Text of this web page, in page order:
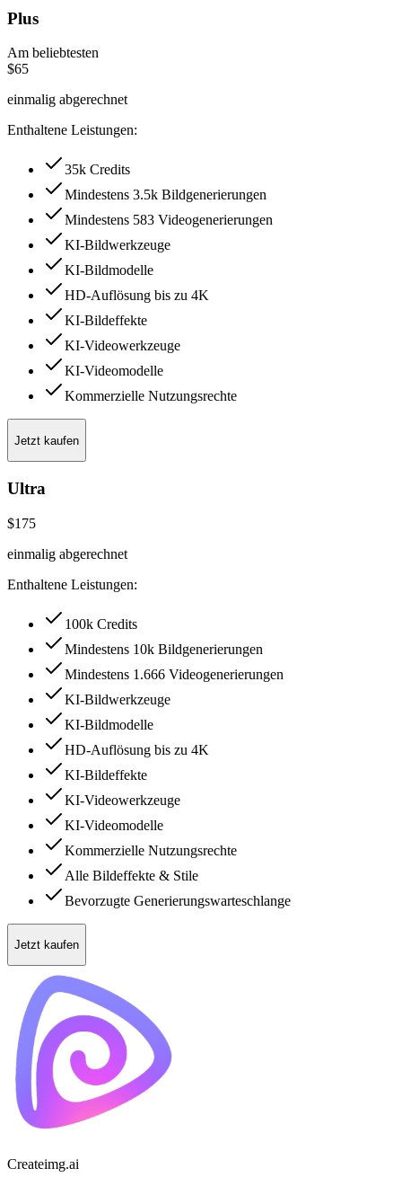
Plus
Am beliebtesten
$65
einmalig abgerechnet
Enthaltene Leistungen:
35k Credits
Mindestens 3.5k Bildgenerierungen
Mindestens 583 Videogenerierungen
KI-Bildwerkzeuge
KI-Bildmodelle
HD-Auflösung bis zu 4K
KI-Bildeffekte
KI-Videowerkzeuge
KI-Videomodelle
Kommerzielle Nutzungsrechte
Jetzt kaufen
Ultra
$175
einmalig abgerechnet
Enthaltene Leistungen:
100k Credits
Mindestens 10k Bildgenerierungen
Mindestens 1.666 Videogenerierungen
KI-Bildwerkzeuge
KI-Bildmodelle
HD-Auflösung bis zu 4K
KI-Bildeffekte
KI-Videowerkzeuge
KI-Videomodelle
Kommerzielle Nutzungsrechte
Alle Bildeffekte & Stile
Bevorzugte Generierungswarteschlange
Jetzt kaufen
Createimg.ai